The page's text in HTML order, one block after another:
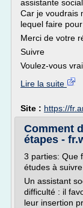
assistante
Car je voudrais
lequel faire
Merci de votre
Suivre
Voulez-vous
Lire la suite
Site : https://
Comment
étapes -
3 parties: Que
études à
Un assistant
difficulté : il
leur insertion